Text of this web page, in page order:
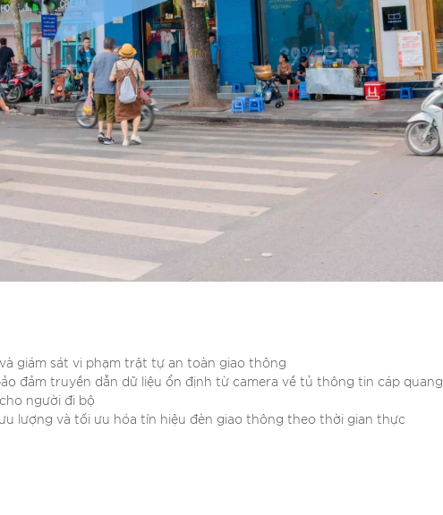
giám sát vi phạm trật tự an toàn giao thông
đảm truyền dẫn dữ liệu ổn định từ camera về tủ thông tin cáp quang
người đi bộ
lượng và tối ưu hóa tín hiệu đèn giao thông theo thời gian thực